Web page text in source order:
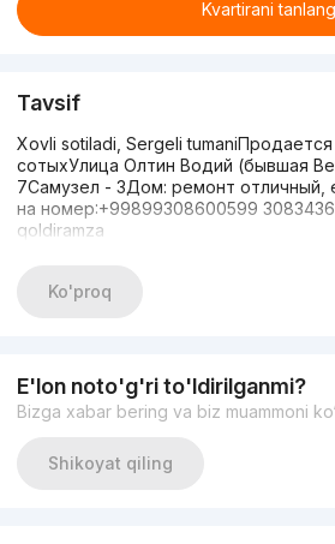
Kvartirani tanlang
Tavsif
Xovli sotiladi, Sergeli
сотыхУлица Олтин Водий (бывшая
7Самузел - 3Дом: ремонт отличный,
на номер:+99899308600599
qoldiramza
Ko'proq
E'lon noto'g'ri to'ldirilganmi?
Bizga xabar bering va biz muammoni
Shikoyat qiling